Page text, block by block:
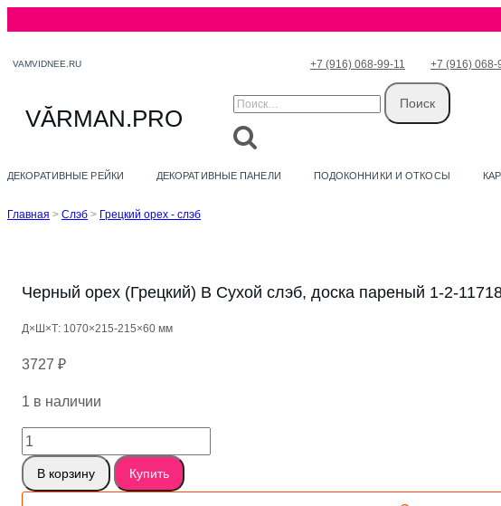
VAMVIDNEE.RU +7 (916) 068-99-11 +7 (916) 068-
VӐRMAN.PRO
Найти:
ДЕКОРАТИВНЫЕ РЕЙКИ ДЕКОРАТИВНЫЕ ПАНЕЛИ ПОДОКОННИКИ И ОТКОСЫ
Главная > Слэб > Грецкий орех - слэб
Черный орех (Грецкий) B Сухой слэб, доска пареный 1-2-
Д×Ш×Т: 1070×215-215×60 мм
3727 ₽
1 в наличии
Количество
товара
Черный
В корзину Купить